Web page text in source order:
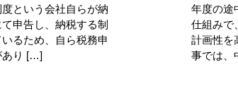
という会社自らが納
申告し、納税する制
るため、自ら税務申
あり […]
年度の途
仕組みで
計画性を
事では